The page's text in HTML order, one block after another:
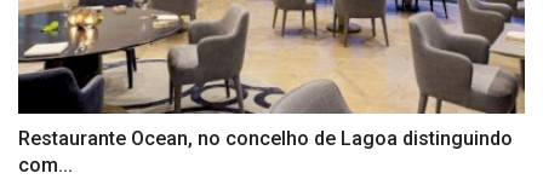
Restaurante Ocean, no concelho de Lagoa distinguindo
com...